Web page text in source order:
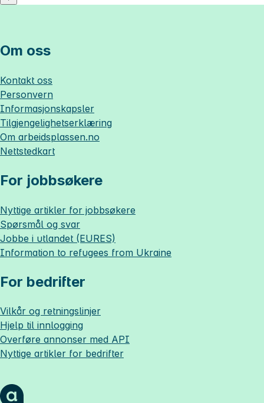
Om oss
Kontakt oss
Personvern
Informasjonskapsler
Tilgjengelighetserklæring
Om arbeidsplassen.no
Nettstedkart
For jobbsøkere
Nyttige artikler for jobbsøkere
Spørsmål og svar
Jobbe i utlandet (EURES)
Information to refugees from Ukraine
For bedrifter
Vilkår og retningslinjer
Hjelp til innlogging
Overføre annonser med API
Nyttige artikler for bedrifter